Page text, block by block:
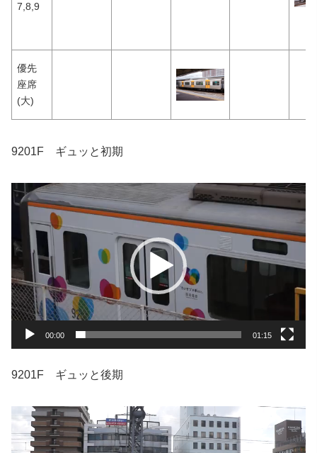
7,8,9
優先
座席
(大)
9201F ギュッと初期
動
画
ー
ヤ
ー
00:00 01:15
9201F ギュッと後期
画
プ
レ